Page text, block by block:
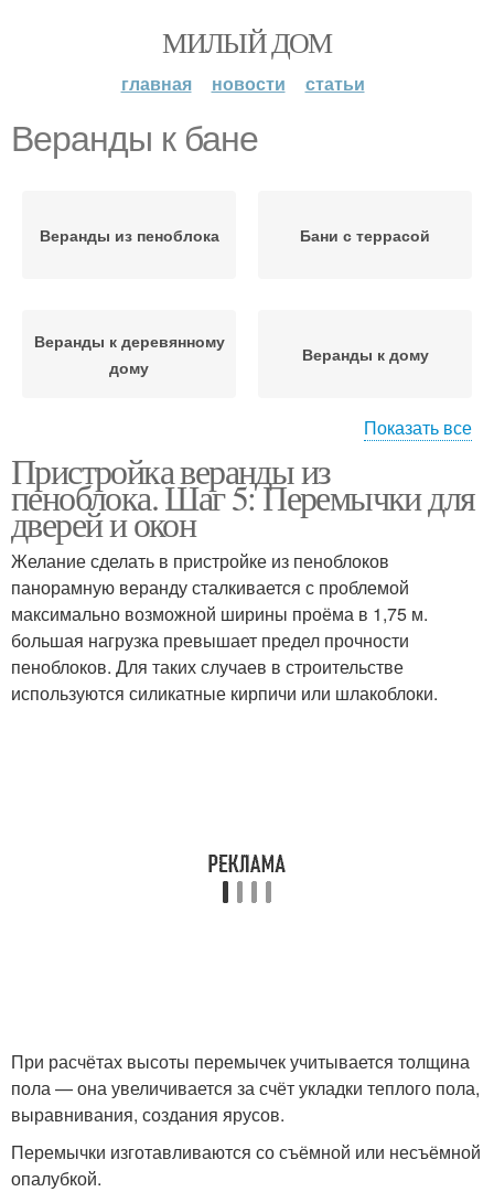
МИЛЫЙ ДОМ
главная новости статьи
Веранды к бане
Веранды из пеноблока Бани с террасой
Веранды к деревянному
дому
Веранды к дому
Деревянная веранда
Показать все
Пристройка веранды из
пеноблока. Шаг 5: Перемычки для
дверей и окон
Желание сделать в пристройке из пеноблоков
панорамную веранду сталкивается с проблемой
максимально возможной ширины проёма в 1,75 м.
большая нагрузка превышает предел прочности
пеноблоков. Для таких случаев в строительстве
используются силикатные кирпичи или шлакоблоки.
При расчётах высоты перемычек учитывается толщина
пола — она увеличивается за счёт укладки теплого пола,
выравнивания, создания ярусов.
Перемычки изготавливаются со съёмной или несъёмной
опалубкой.